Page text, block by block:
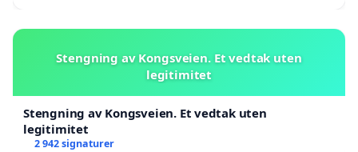
Stengning av Kongsveien. Et vedtak uten
legitimitet
Stengning av Kongsveien. Et vedtak uten
legitimitet
2 942 signaturer